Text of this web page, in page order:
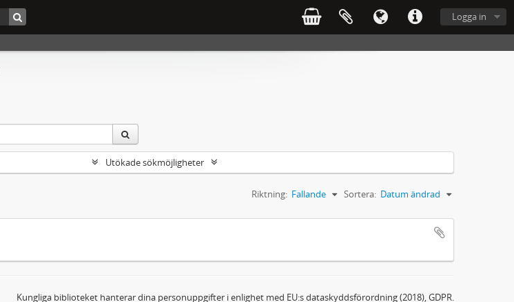
Logga in
Utökade sökmöjligheter
Sortera: Datum ändrad
Riktning: Fallande
Kungliga biblioteket hanterar dina personuppgifter i enlighet med EU:s dataskyddsförordning (2018), GDPR.